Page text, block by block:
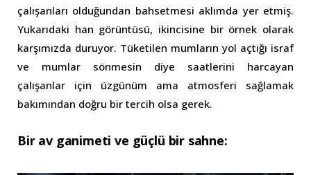
çalışanları olduğundan bahsetmesi aklımda yer etmiş.
Yukarıdaki han görüntüsü, ikincisine bir örnek olarak
karşımızda duruyor. Tüketilen mumların yol açtığı israf
ve mumlar sönmesin diye saatlerini harcayan
çalışanlar için üzgünüm ama atmosferi sağlamak
bakımından doğru bir tercih olsa gerek.
Bir av ganimeti ve güçlü bir sahne: